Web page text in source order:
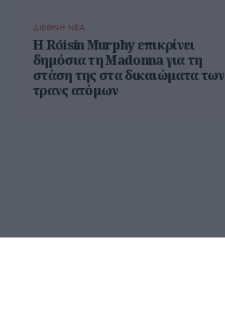
ΔΙΕΘΝΗ ΝΕΑ
Η Róisín Murphy επικρίνει
δημόσια τη Madonna για τη
στάση της στα δικαιώματα των
τρανς ατόμων